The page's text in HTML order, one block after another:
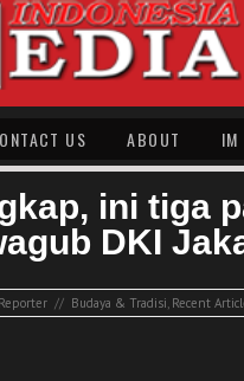
US ABOUT IM
ini tiga
DKI
Reporter // Budaya & Tradisi, Recent